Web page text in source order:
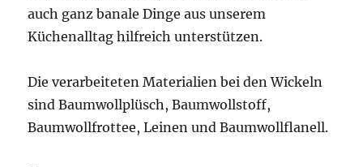
auch ganz banale Dinge aus unserem
Küchenalltag hilfreich unterstützen.
Die verarbeiteten Materialien bei den Wickeln
sind Baumwollplüsch, Baumwollstoff,
Baumwollfrottee, Leinen und Baumwollflanell.